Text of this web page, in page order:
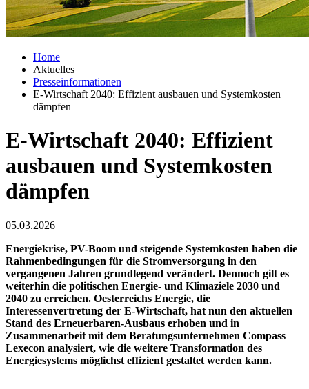
Home
Aktuelles
Presseinformationen
E-Wirtschaft 2040: Effizient ausbauen und Systemkosten
dämpfen
E-Wirtschaft 2040: Effizient
ausbauen und Systemkosten
dämpfen
05.03.2026
Energiekrise, PV-Boom und steigende Systemkosten haben die
Rahmenbedingungen für die Stromversorgung in den
vergangenen Jahren grundlegend verändert. Dennoch gilt es
weiterhin die politischen Energie- und Klimaziele 2030 und
2040 zu erreichen. Oesterreichs Energie, die
Interessenvertretung der E-Wirtschaft, hat nun den aktuellen
Stand des Erneuerbaren-Ausbaus erhoben und in
Zusammenarbeit mit dem Beratungsunternehmen Compass
Lexecon analysiert, wie die weitere Transformation des
Energiesystems möglichst effizient gestaltet werden kann.